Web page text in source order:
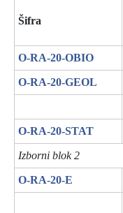
Šifra
O-RA-20-OBIO
O-RA-20-GEOL
O-RA-20-STAT
Izborni blok 2
O-RA-20-E